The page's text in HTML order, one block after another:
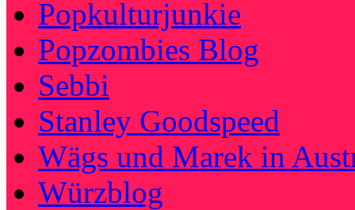
Popkulturjunkie
Popzombies Blog
Sebbi
Stanley Goodspeed
Wägs und Marek in
Würzblog